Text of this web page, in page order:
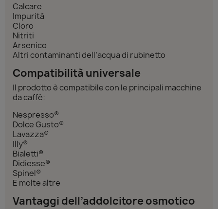
Calcare
Impurità
Cloro
Nitriti
Arsenico
Altri contaminanti dell’acqua di rubinetto
Compatibilità universale
Il prodotto è compatibile con le principali macchine
da caffè:
Nespresso®
Dolce Gusto®
Lavazza®
Illy®
Bialetti®
Didiesse®
Spinel®
E molte altre
Vantaggi dell’addolcitore osmotico